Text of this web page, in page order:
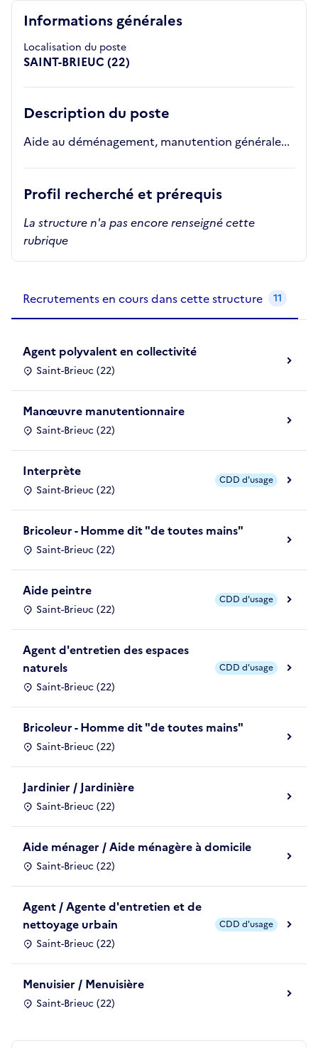
Informations générales
Localisation du poste
SAINT-BRIEUC (22)
Description du poste
Aide au déménagement, manutention générale...
Profil recherché et prérequis
La structure n'a pas encore renseigné cette
rubrique
Recrutements en cours dans cette structure 11
Agent polyvalent en collectivité
Saint-Brieuc (22)
Manœuvre manutentionnaire
Saint-Brieuc (22)
Interprète
Saint-Brieuc (22)
CDD d'usage
Bricoleur - Homme dit "de toutes mains"
Saint-Brieuc (22)
Aide peintre
Saint-Brieuc (22)
CDD d'usage
Agent d'entretien des espaces
naturels
Saint-Brieuc (22)
CDD d'usage
Bricoleur - Homme dit "de toutes mains"
Saint-Brieuc (22)
Jardinier / Jardinière
Saint-Brieuc (22)
Aide ménager / Aide ménagère à domicile
Saint-Brieuc (22)
Agent / Agente d'entretien et de
nettoyage urbain
Saint-Brieuc (22)
CDD d'usage
Menuisier / Menuisière
Saint-Brieuc (22)